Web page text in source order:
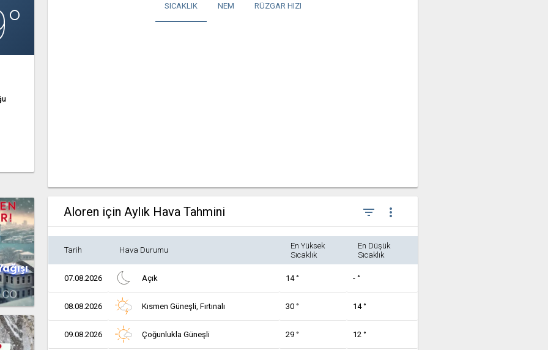
SICAKLIK NEM RÜZGAR HIZI
Aloren için Aylık Hava Tahmini filter_list more_vert
Tarih Hava Durumu
En Yüksek
Sıcaklık
En Düşük
Sıcaklık
07.08.2026 Açık 14 ° - °
08.08.2026 Kısmen Güneşli, Fırtınalı 30 ° 14 °
09.08.2026 Çoğunlukla Güneşli 29 ° 12 °